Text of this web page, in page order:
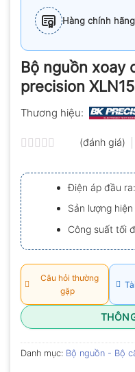
Hàng chính
Bộ nguồn xoay
precision
Thương hiệu:
xếp
hạng
0.0
5
sao
(đánh giá)
Điện áp đầu
Sản lượng
Công suất tối
Câu hỏi thường
gặp
Danh mục: Bộ nguồn - Bộ